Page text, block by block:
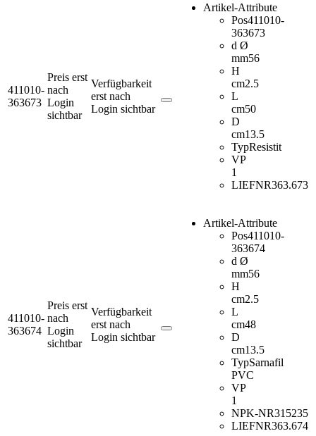
411010-
363673
Preis erst
nach
Login
sichtbar
Verfügbarkeit
erst nach
Login sichtbar
Artikel-Attribute
Pos411010-
363673
d Ø
mm56
H
cm2.5
L
cm50
D
cm13.5
TypResistit
VP
1
LIEFNR363.673
411010-
363674
Preis erst
nach
Login
sichtbar
Verfügbarkeit
erst nach
Login sichtbar
Artikel-Attribute
Pos411010-
363674
d Ø
mm56
H
cm2.5
L
cm48
D
cm13.5
TypSarnafil
PVC
VP
1
NPK-NR315235
LIEFNR363.674